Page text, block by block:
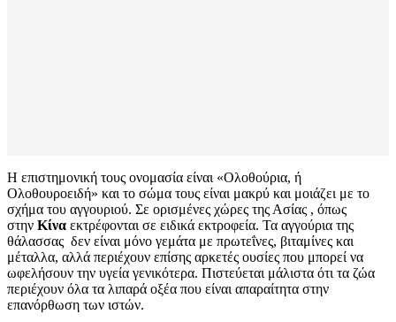
Η επιστημονική τους ονομασία είναι «Ολοθούρια, ή
Ολοθουροειδή» και το σώμα τους είναι μακρύ και μοιάζει με το
σχήμα του αγγουριού. Σε ορισμένες χώρες της Ασίας , όπως
στην Κίνα εκτρέφονται σε ειδικά εκτροφεία. Τα αγγούρια της
θάλασσας δεν είναι μόνο γεμάτα με πρωτεΐνες, βιταμίνες και
μέταλλα, αλλά περιέχουν επίσης αρκετές ουσίες που μπορεί να
ωφελήσουν την υγεία γενικότερα. Πιστεύεται μάλιστα ότι τα ζώα
περιέχουν όλα τα λιπαρά οξέα που είναι απαραίτητα στην
επανόρθωση των ιστών.